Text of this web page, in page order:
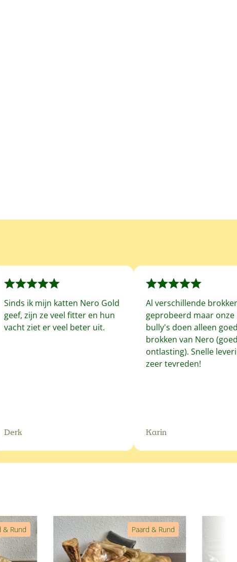
Sinds ik mijn katten Nero Gold
geef, zijn ze veel fitter en hun
vacht ziet er veel beter uit.
Derk
Al verschillende
geprobeerd maar onze
bully's doen alleen
brokken van Nero
ontlasting). Snelle
zeer tevreden!
Karin
& Rund Paard & Rund